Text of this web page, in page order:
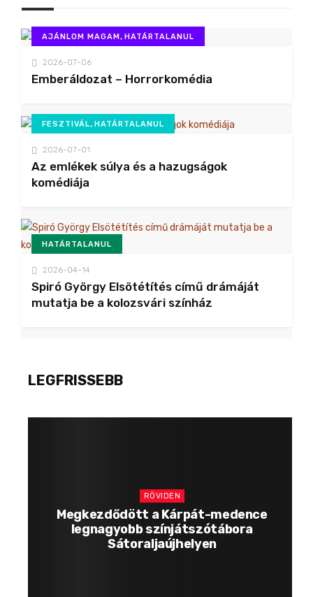
AJÁNLOM MAGAM, HATÁRTALANUL
2026-07-06
Emberáldozat – Horrorkomédia
FESZTIVÁL, HATÁRTALANUL
2026-07-01
Az emlékek súlya és a hazugságok
komédiája
HATÁRTALANUL
2026-04-14
Spiró György Elsötétítés című drámáját
mutatja be a kolozsvári színház
LEGFRISSEBB
RÖVIDEN
Megkezdődött a Kárpát-medence
legnagyobb színjátszótábora
Sátoraljaújhelyen